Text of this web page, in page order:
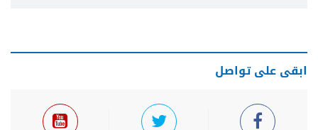
ابقى على تواصل